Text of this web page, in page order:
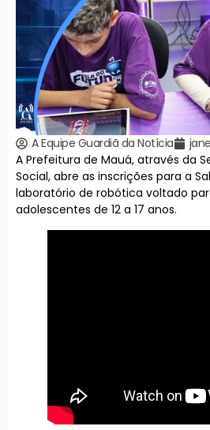
A Equipe Guardiã da Notícia
A Prefeitura de Mauá, através da
Social, abre as inscrições para a
laboratório de robótica voltado
adolescentes de 12 a 17 anos.